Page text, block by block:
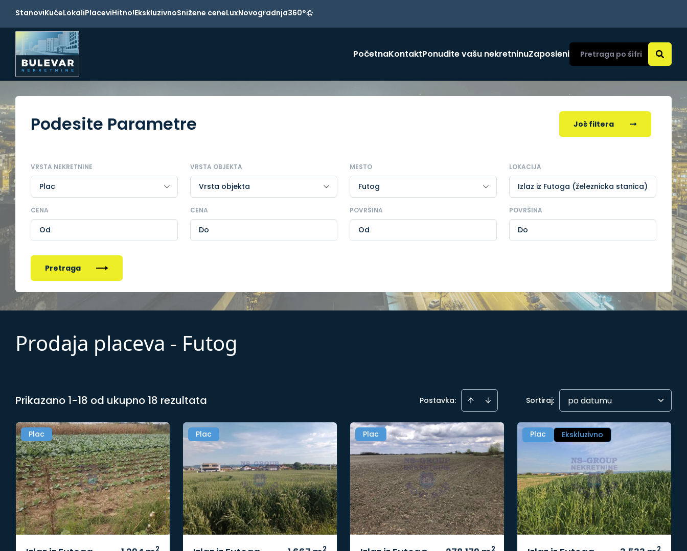
StanoviKućeLokaliPlaceviHitno!EkskluzivnoSnižene ceneLuxNovogradnja360°
PočetnaKontaktPonudite vašu nekretninuZaposleni
Podesite Parametre Još filtera
VRSTA NEKRETNINE VRSTA OBJEKTA MESTO LOKACIJA
Izlaz iz Futoga (železnicka stanica)
CENA CENA POVRŠINA POVRŠINA
Pretraga
Prodaja placeva - Futog
Prikazano 1-18 od ukupno 18 rezultata Postavka: Sortiraj: po datumu
Plac Plac Plac Plac Ekskluzivno